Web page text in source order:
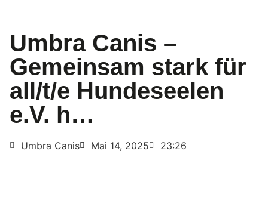
Umbra Canis –
Gemeinsam stark für
all/t/e Hundeseelen
e.V. h…
Umbra Canis Mai 14, 2025 23:26